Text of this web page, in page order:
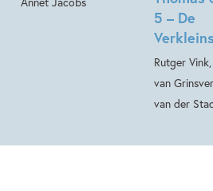
5 – De
Rutger
van
van der